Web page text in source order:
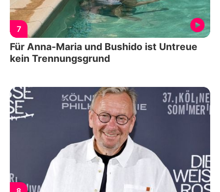
7
Für Anna-Maria und Bushido ist Untreue
kein Trennungsgrund